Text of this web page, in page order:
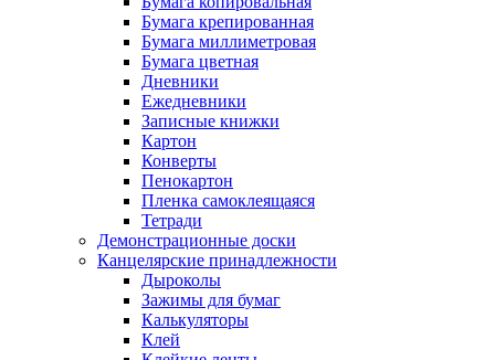
Бумага крепированная
Бумага миллиметровая
Бумага цветная
Дневники
Ежедневники
Записные книжки
Картон
Конверты
Пенокартон
Пленка самоклеящаяся
Тетради
Демонстрационные доски
Канцелярские принадлежности
Дыроколы
Зажимы для бумаг
Калькуляторы
Клей